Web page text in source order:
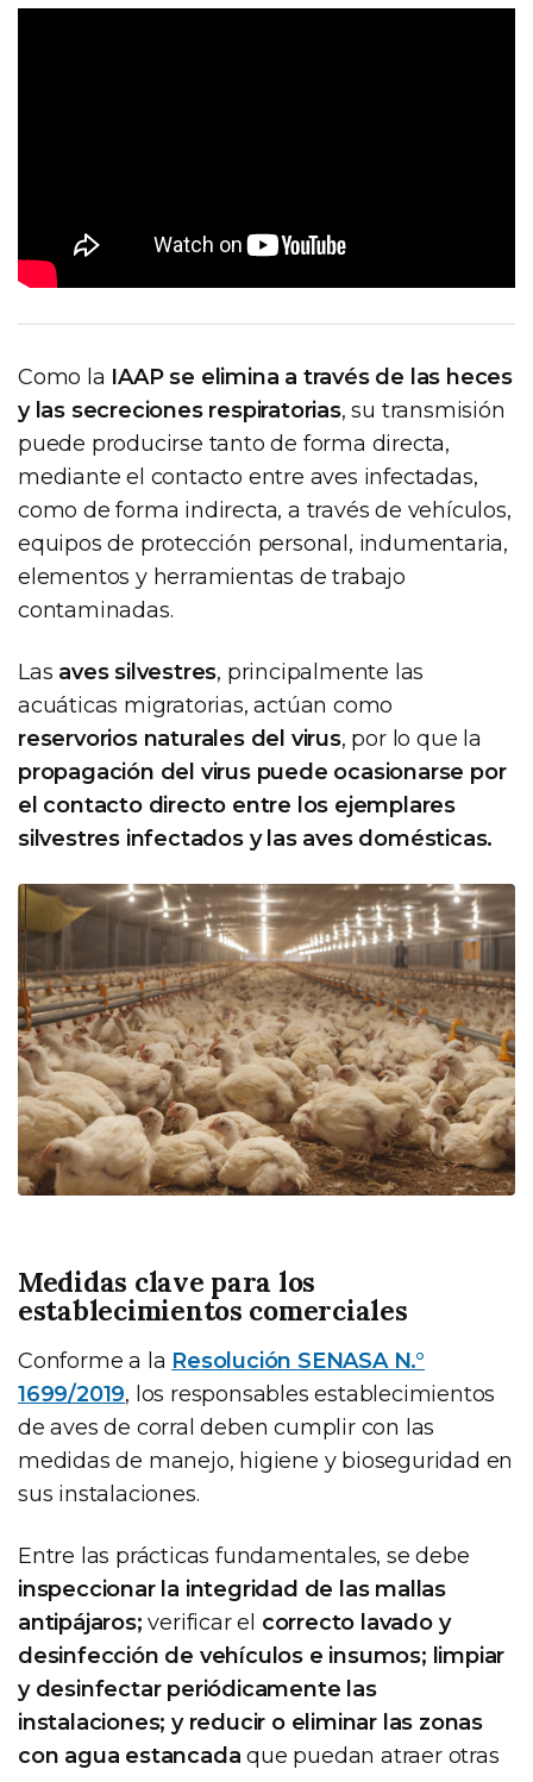
Como la IAAP se elimina a través de las heces
y las secreciones respiratorias, su transmisión
puede producirse tanto de forma directa,
mediante el contacto entre aves infectadas,
como de forma indirecta, a través de vehículos,
equipos de protección personal, indumentaria,
elementos y herramientas de trabajo
contaminadas.
Las aves silvestres, principalmente las
acuáticas migratorias, actúan como
reservorios naturales del virus, por lo que la
propagación del virus puede ocasionarse por
el contacto directo entre los ejemplares
silvestres infectados y las aves domésticas.
Medidas clave para los
establecimientos comerciales
Conforme a la Resolución SENASA N.°
1699/2019, los responsables establecimientos
de aves de corral deben cumplir con las
medidas de manejo, higiene y bioseguridad en
sus instalaciones.
Entre las prácticas fundamentales, se debe
inspeccionar la integridad de las mallas
antipájaros; verificar el correcto lavado y
desinfección de vehículos e insumos; limpiar
y desinfectar periódicamente las
instalaciones; y reducir o eliminar las zonas
con agua estancada que puedan atraer otras